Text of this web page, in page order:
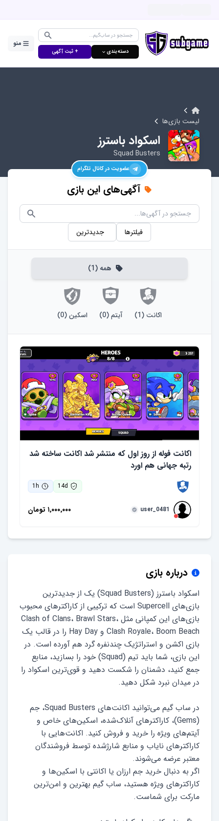
دسته‌بندی ⌵ + ثبت آگهی
منو
لیست بازی‌ها
اسکواد باسترز
Squad Busters
عضویت در کانال تلگرام
آگهی‌های این بازی
فیلترها جدیدترین
همه (
1
)
اکانت (
1
) آیتم(
0
) اسکین(
0
)
اکانت فوله از روز اول که منتشر شد اکانت ساخته شد
رتبه جهانی هم اورد
14d
1h
user_0481 ۱٬۰۰۰٬۰۰۰ تومان
درباره بازی
اسکواد باسترز (Squad Busters) یک از جدیدترین
بازی‌های Supercell است که ترکیبی از کاراکترهای محبوب
بازی‌های این کمپانی مثل Clash of Clans، Brawl Stars،
Clash Royale، Boom Beach و Hay Day را در قالب یک
بازی اکشن و استراتژیک چندنفره گرد هم آورده است. در
این بازی، شما باید تیم (Squad) خود را بسازید، منابع
جمع کنید، دشمنان را شکست دهید و قوی‌ترین اسکواد را
در ساب گیم می‌توانید اکانت‌های Squad Busters، جم
(Gems)، کاراکترهای آنلاک‌شده، اسکین‌های خاص و
آیتم‌های ویژه را خرید و فروش کنید. اکانت‌هایی با
کاراکترهای نایاب و منابع شارژشده توسط فروشندگان
اگر به دنبال خرید جم ارزان یا اکانتی با اسکین‌ها و
کاراکترهای ویژه هستید، ساب گیم بهترین و امن‌ترین